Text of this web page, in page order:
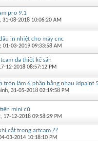
pro 9.1
‎, 31-08-2018 10:06:20 AM
in nhiệt cho máy cnc
‎, 01-03-2019 09:33:58 AM
đã thiết kế sắn
12-2018 08:57:12 PM
tròn làm 6 phần bằng nhau Jdpaint
‎, 31-05-2018 02:19:58 PM
mini cũ
‎, 17-12-2018 09:58:29 PM
cắt trong artcam ??
03-2014 10:18:10 PM